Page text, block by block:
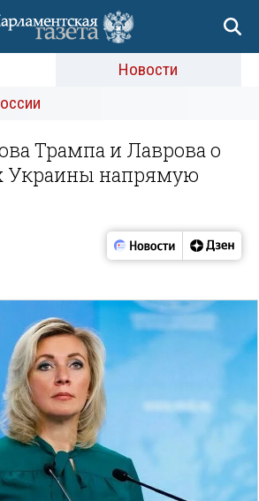
Новости
Трампа и Лаврова о
Украины напрямую